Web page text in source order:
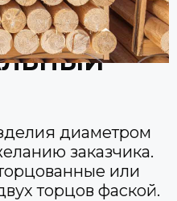
диаметром
заказчика.
или
торцов фаской.